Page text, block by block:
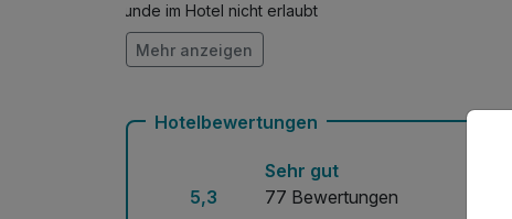
Hunde im Hotel nicht erlaubt
Fahrradverleih
Mehr anzeigen
Hotelbewertungen
5,3
Sehr gut
77 Bewertungen